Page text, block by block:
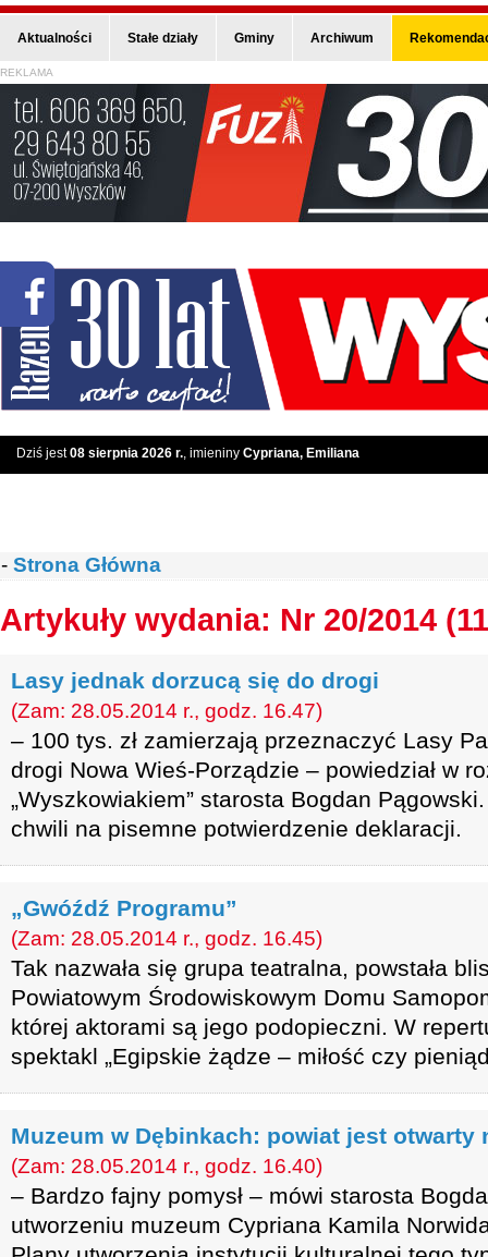
Aktualności Stałe działy Gminy Archiwum
REKLAMA
Dziś jest08 sierpnia 2026 r., imieniny Cypriana, Emiliana
- Strona Główna
Artykuły wydania: Nr 20/2014
Lasy jednak dorzucą się do drogi
(Zam: 28.05.2014 r., godz. 16.47)
– 100 tys. zł zamierzają przeznaczyć Lasy
drogi Nowa Wieś-Porządzie – powiedział w
„Wyszkowiakiem” starosta Bogdan
chwili na pisemne potwierdzenie deklaracji.
„Gwóźdź Programu”
(Zam: 28.05.2014 r., godz. 16.45)
Tak nazwała się grupa teatralna, powstała
Powiatowym Środowiskowym Domu
której aktorami są jego podopieczni. W
spektakl „Egipskie żądze – miłość czy
Muzeum w Dębinkach: powiat jest otwarty
(Zam: 28.05.2014 r., godz. 16.40)
– Bardzo fajny pomysł – mówi starosta
utworzeniu muzeum Cypriana Kamila